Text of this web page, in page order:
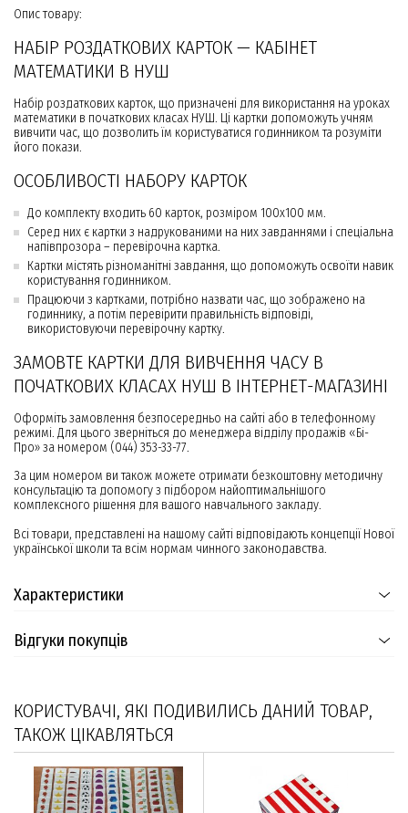
Опис товару:
НАБІР РОЗДАТКОВИХ КАРТОК — КАБІНЕТ
МАТЕМАТИКИ В НУШ
Набір роздаткових карток, що призначені для використання на уроках
математики в початкових класах НУШ. Ці картки допоможуть учням
вивчити час, що дозволить їм користуватися годинником та розуміти
його покази.
ОСОБЛИВОСТІ НАБОРУ КАРТОК
До комплекту входить 60 карток, розміром 100х100 мм.
Серед них є картки з надрукованими на них завданнями і спеціальна
напівпрозора – перевірочна картка.
Картки містять різноманітні завдання, що допоможуть освоїти навик
користування годинником.
Працюючи з картками, потрібно назвати час, що зображено на
годиннику, а потім перевірити правильність відповіді,
використовуючи перевірочну картку.
ЗАМОВТЕ КАРТКИ ДЛЯ ВИВЧЕННЯ ЧАСУ В
ПОЧАТКОВИХ КЛАСАХ НУШ В ІНТЕРНЕТ-МАГАЗИНІ
Оформіть замовлення безпосередньо на сайті або в телефонному
режимі. Для цього зверніться до менеджера відділу продажів «Бі-
Про» за номером (044) 353-33-77.
За цим номером ви також можете отримати безкоштовну методичну
консультацію та допомогу з підбором найоптимальнішого
комплексного рішення для вашого навчального закладу.
Всі товари, представлені на нашому сайті відповідають концепції Нової
української школи та всім нормам чинного законодавства.
Характеристики
Відгуки покупців
КОРИСТУВАЧІ, ЯКІ ПОДИВИЛИСЬ ДАНИЙ ТОВАР,
ТАКОЖ ЦІКАВЛЯТЬСЯ